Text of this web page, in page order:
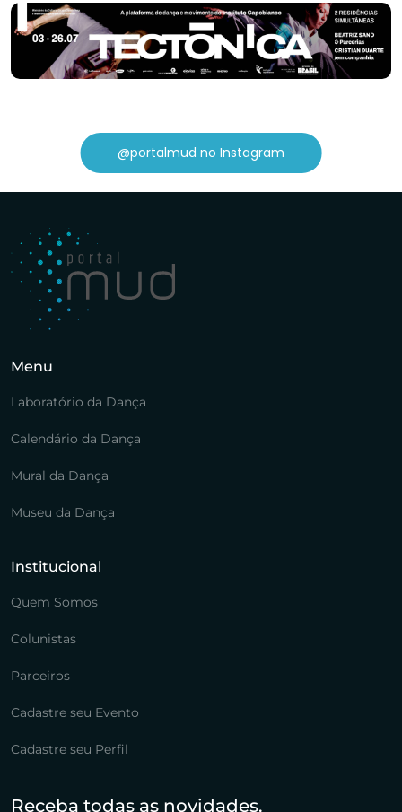
@portalmud no Instagram
Menu
Laboratório da Dança
Calendário da Dança
Mural da Dança
Museu da Dança
Institucional
Quem Somos
Colunistas
Parceiros
Cadastre seu Evento
Cadastre seu Perfil
Receba todas as novidades.